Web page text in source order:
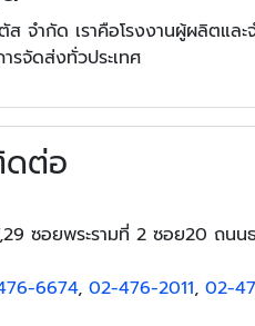
ส จำกัด เราคือโรงงานผู้ผลิตแล
รจัดส่งทั่วประเทศ
ต่อ
ซอยพระรามที่ 2 ซอย20 ถน
6674, 02-476-2011, 02-